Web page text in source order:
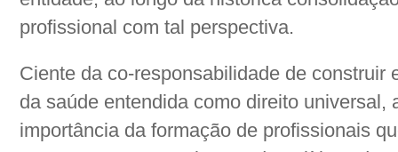
profissional com tal perspectiva.
Ciente da co-responsabilidade de construir
da saúde entendida como direito universal,
importância da formação de profissionais